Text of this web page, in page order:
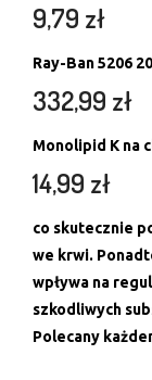
9,79 zł
Ray-Ban 5206
332,99 zł
Monolipid K na
14,99 zł
co skutecznie
we krwi.
wpływa na
szkodliwych
Polecany